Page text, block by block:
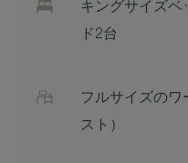
キングサイズベ
ド2台
フルサイズの
スト）